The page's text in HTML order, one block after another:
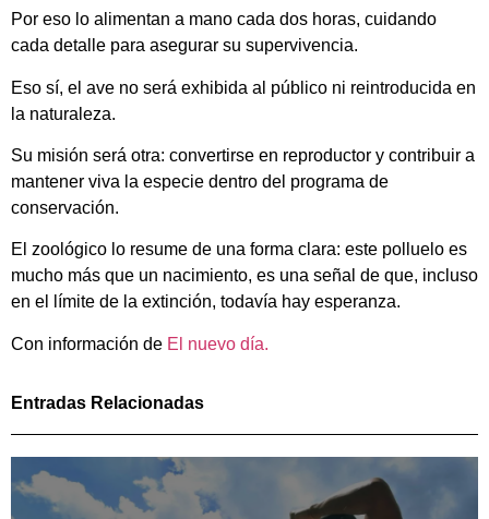
Por eso lo alimentan a mano cada dos horas, cuidando
cada detalle para asegurar su supervivencia.
Eso sí, el ave no será exhibida al público ni reintroducida en
la naturaleza.
Su misión será otra: convertirse en reproductor y contribuir a
mantener viva la especie dentro del programa de
conservación.
El zoológico lo resume de una forma clara: este polluelo es
mucho más que un nacimiento, es una señal de que, incluso
en el límite de la extinción, todavía hay esperanza.
Con información de El nuevo día.
Entradas Relacionadas